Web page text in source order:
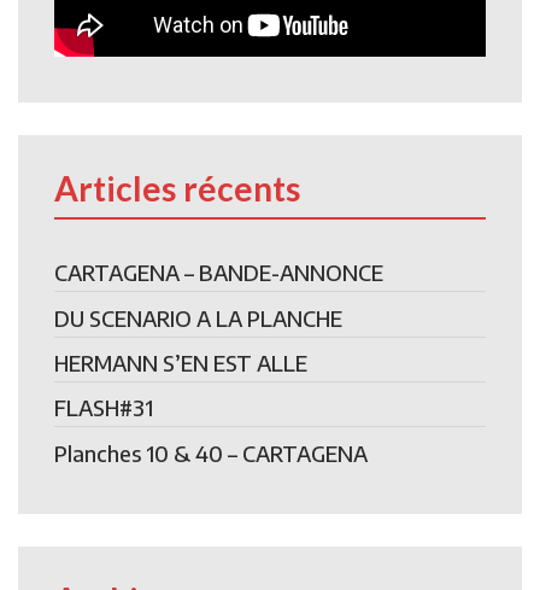
Articles récents
CARTAGENA – BANDE-ANNONCE
DU SCENARIO A LA PLANCHE
HERMANN S’EN EST ALLE
FLASH#31
Planches 10 & 40 – CARTAGENA